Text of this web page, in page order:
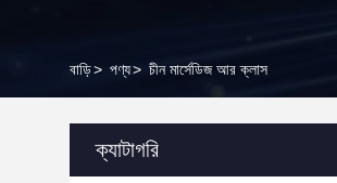
বাড়ি> পণ্য> চীন মার্সেডিজ আর ক্লাস
ক্যাটাগরি